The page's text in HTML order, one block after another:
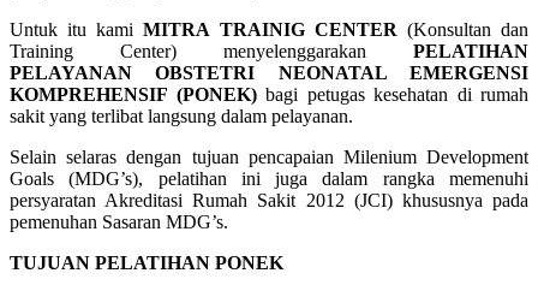
Untuk itu kamiMITRA TRAINIG CENTER (Konsultan dan
Training Center) menyelenggarakan PELATIHAN
PELAYANAN OBSTETRI NEONATAL EMERGENSI
KOMPREHENSIF (PONEK)bagi petugas kesehatan di rumah
sakit yang terlibat langsung dalam pelayanan.
Selain selaras dengan tujuan pencapaian Milenium Development
Goals (MDG’s), pelatihan ini juga dalam rangka memenuhi
persyaratan Akreditasi Rumah Sakit 2012 (JCI) khususnya pada
pemenuhan Sasaran MDG’s.
TUJUAN PELATIHAN PONEK